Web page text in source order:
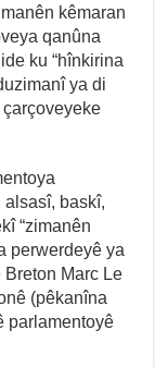
kêmaran
qanûna
ku “hînkirina
ya di
alsasî, baskî,
“zimanên
perwerdeyê ya
Marc Le
(pêkanîna
parlamentoyê